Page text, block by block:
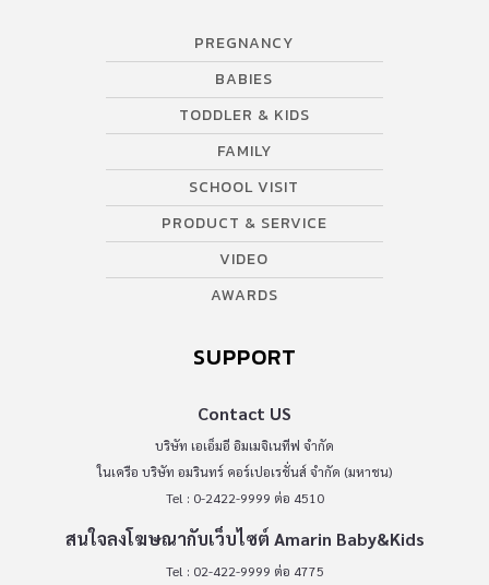
PREGNANCY
BABIES
TODDLER & KIDS
FAMILY
SCHOOL VISIT
PRODUCT & SERVICE
VIDEO
AWARDS
SUPPORT
Contact US
บริษัท เอเอ็มอี อิมเมจิเนทีฟ จำกัด
ในเครือ บริษัท อมรินทร์ คอร์เปอเรชั่นส์ จำกัด (มหาชน)
Tel : 0-2422-9999 ต่อ 4510
สนใจลงโฆษณากับเว็บไซต์ Amarin Baby&Kids
Tel : 02-422-9999 ต่อ 4775